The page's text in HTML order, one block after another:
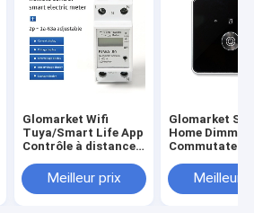
Glomarket Wifi
Tuya/Smart Life App
Contrôle à distance
intelligent Relais
Dispositif
Meilleur prix
Glomarket
Home Dimmer
Commutateur
vocal Bouton
Meilleur